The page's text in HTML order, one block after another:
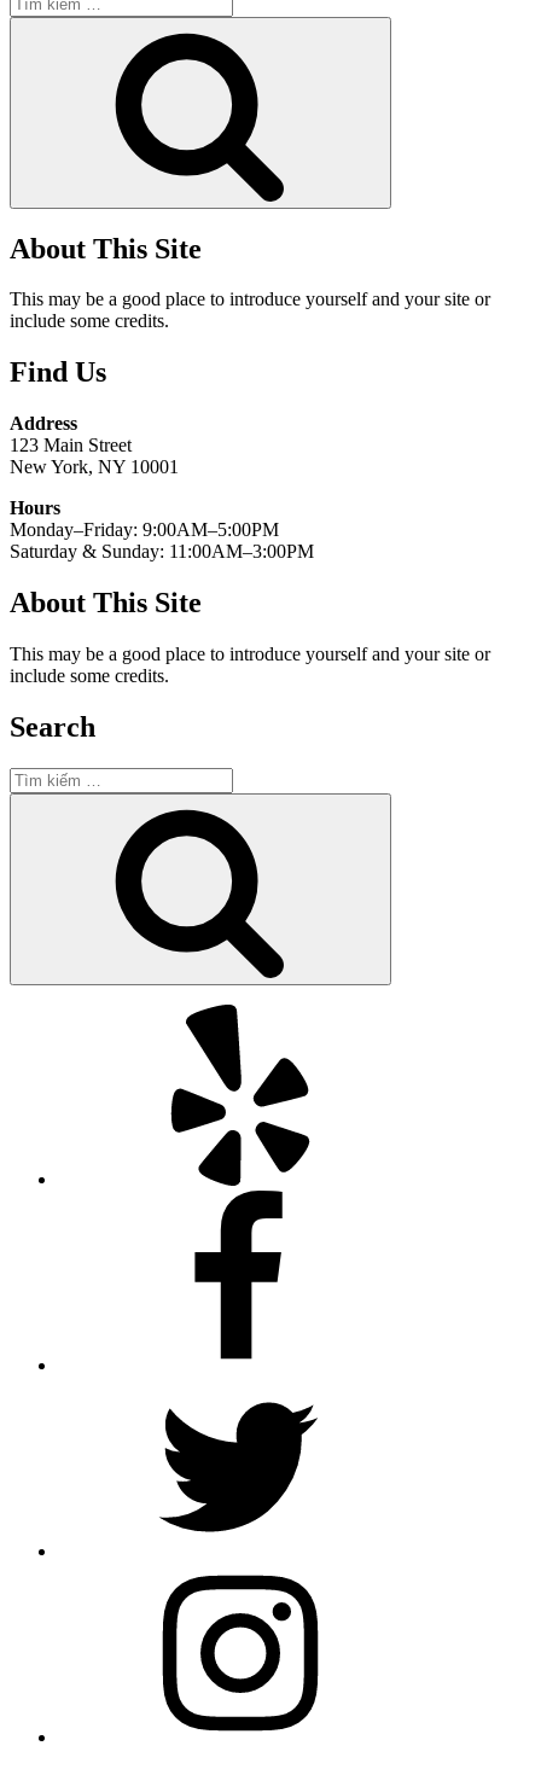
kiếm:
About This Site
This may be a good place to introduce yourself and your site or
include some credits.
Find Us
Address
123 Main Street
New York, NY 10001
Hours
Monday–Friday: 9:00AM–5:00PM
Saturday & Sunday: 11:00AM–3:00PM
About This Site
This may be a good place to introduce yourself and your site or
include some credits.
Search
Tìm
kiếm: